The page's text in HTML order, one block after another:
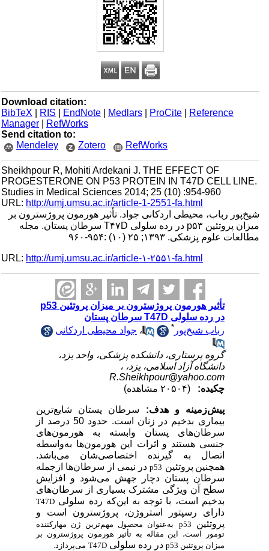
Download citation:
BibTeX
| RIS |EndNote |Medlars |ProCite |Reference
Manager
|RefWorks
Send citation to:
Mendeley
Zotero RefWorks
Sheikhpour R, Mohiti Ardekani J. THE EFFECT OF
PROGESTERONE ON P53 PROTEIN IN T47D CELL LINE.
Studies in Medical Sciences 2014; 25 (10) :954-960
URL:http://umj.umsu.ac.ir/article-1-2551-fa.html
شیخ‌پور رباب، محیطی اردکانی جواد. تأثیر هورمون پروژسترون بر
میزان پروتئین p۵۳ در رده سلولی T۴۷D سرطان پستان. مجله
مطالعات علوم پزشکی. ۱۳۹۳; ۲۵ (۱۰) :۹۵۴-۹۶۰
URL:http://umj.umsu.ac.ir/article-۱-۲۵۵۱-fa.html
تأثیر هورمون پروژسترون بر میزان پروتئین p53
در رده سلولی T47D سرطان پستان
رباب شیخ‌پور
،جواد محیطی اردکانی
گروه پرستاری، دانشکده پزشکی، واحد یزد،
دانشگاه آزاد اسلامی، یزد، ،
R.Sheikhpour@yahoo.com
چکیده:
پیش‌زمینه و هدف: سرطان پستان شایع‌ترین
بیماری بدخیم در زنان است. حدود 50 درصد از
سرطان‌های پستان وابسته به هورمون‌های
جنسی هستند و
اثرات این هورمون‌ها به‌واسطه
اتصال به گیرنده اختصاصی‌شان می‌باشد.
همچنینپروتئینp53در نیمی از سرطان‌ها ازجمله
سرطان پستان دچار جهش می‌شود و افزایش
سطح آن ویژگی مشترک بسیاری از سرطان‌های
بدخیم است،با توجه به این‌که رده سلولی T47D
دارای رسپتور استروژن، پروژسترون است و
پروتئینp53 به‌عنوان محصول مهم‌ترین ژن مهارکننده
تومور است، این مقاله به تأثیر هورمون پروژسترون بر
میزان پروتئینp53در رده سلولی T47D می‌پردازد.